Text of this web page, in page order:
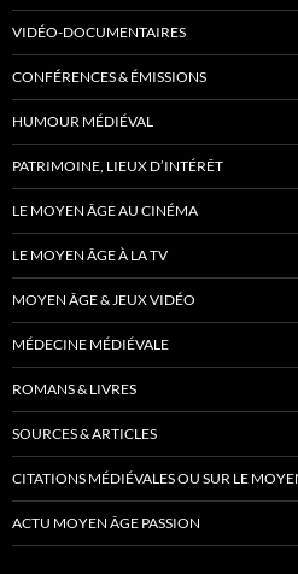
VIDÉO-DOCUMENTAIRES
CONFÉRENCES & ÉMISSIONS
HUMOUR MÉDIÉVAL
PATRIMOINE, LIEUX D’INTÉRÊT
LE MOYEN ÂGE AU CINÉMA
LE MOYEN ÂGE À LA TV
MOYEN ÂGE & JEUX VIDÉO
MÉDECINE MÉDIÉVALE
ROMANS & LIVRES
SOURCES & ARTICLES
CITATIONS MÉDIÉVALES OU SUR LE
ACTU MOYEN ÂGE PASSION